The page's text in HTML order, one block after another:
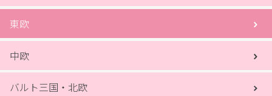
東欧
中欧
バルト三国・北欧